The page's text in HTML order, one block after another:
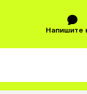
Напишите